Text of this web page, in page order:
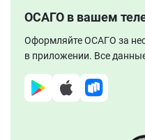
ОСАГО в вашем
Оформляйте ОСАГО за
в приложении. Все